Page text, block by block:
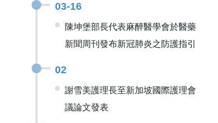
03-16
陳坤堡部長代表麻醉醫學會於醫藥
新聞周刊發布新冠肺炎之防護指引
02
謝雪美護理長至新加坡國際護理會
議論文發表